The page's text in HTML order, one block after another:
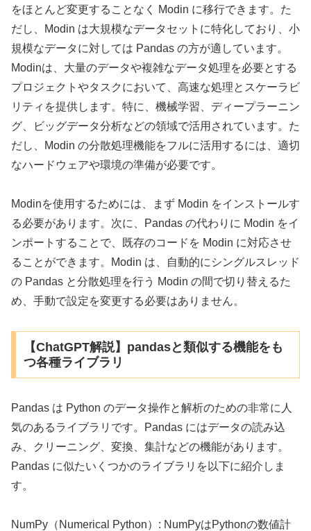
をほとんど変更することなく Modin に移行できます。た
だし、Modin は大規模なデータセットに特化しており、小
規模なデータに対しては Pandas の方が適しています。
Modinは、大量のデータや複雑なデータ処理を必要とする
プロジェクトやタスクにおいて、高速な処理とスケーラビ
リティを提供します。特に、機械学習、ディープラーニン
グ、ビッグデータ分析などの領域で活用されています。た
だし、Modin の分散処理機能をフルに活用するには、適切
なハードウェアや環境の準備が必要です。
Modinを使用するためには、まず Modin をインストールす
る必要があります。次に、Pandas の代わりに Modin をイ
ンポートすることで、既存のコードを Modin に対応させ
ることができます。Modin は、自動的にシングルスレッド
の Pandas と分散処理を行う Modin の間で切り替えるた
め、手動で設定を変更する必要はありません。
【ChatGPT解説】pandasと類似する機能をも
つ各種ライブラリ
Pandas は Python のデータ操作と解析のための非常に人
気のあるライブラリです。Pandas にはデータの読み込
み、クリーニング、変換、集計などの機能があります。
Pandas に似たいくつかのライブラリを以下に紹介しま
す。
NumPy（Numerical Python）: NumPyはPythonの数値計